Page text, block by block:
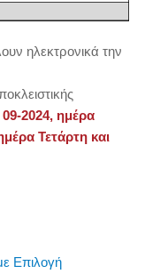
ηλεκτρονικά την
09-2024, ημέρα
Τετάρτη και
Επιλογή